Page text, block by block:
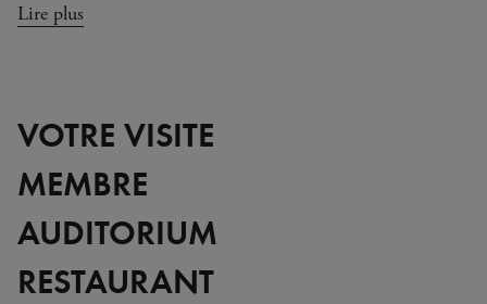
Lire plus
VOTRE VISITE
MEMBRE
AUDITORIUM
RESTAURANT